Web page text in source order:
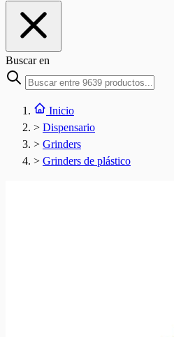
Buscar en
Inicio
> Dispensario
> Grinders
> Grinders de plástico